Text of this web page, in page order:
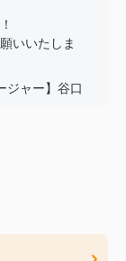
いいたしま
ジャー】谷口